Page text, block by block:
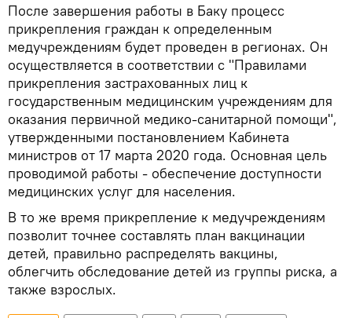
После завершения работы в Баку процесс
прикрепления граждан к определенным
медучреждениям будет проведен в регионах. Он
осуществляется в соответствии с "Правилами
прикрепления застрахованных лиц к
государственным медицинским учреждениям для
оказания первичной медико-санитарной помощи",
утвержденными постановлением Кабинета
министров от 17 марта 2020 года. Основная цель
проводимой работы - обеспечение доступности
медицинских услуг для населения.
В то же время прикрепление к медучреждениям
позволит точнее составлять план вакцинации
детей, правильно распределять вакцины,
облегчить обследование детей из группы риска, а
также взрослых.